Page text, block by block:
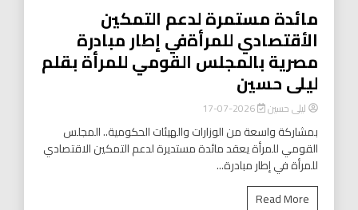
مائدة مستمرة لدعم التمكين
الأقتصادي للمرأةفي إطار مبادرة
مصرية بالمجلس القومي للمرأة بقلم
ليلى حسين
ليلى حسين 2026-07-17
بمشاركة واسعة من الوزارات والهيئات الحكومية.. المجلس
القومي للمرأة يعقد مائدة مستديرة لدعم التمكين الاقتصادي
للمرأة في إطار مبادرة...
Read More